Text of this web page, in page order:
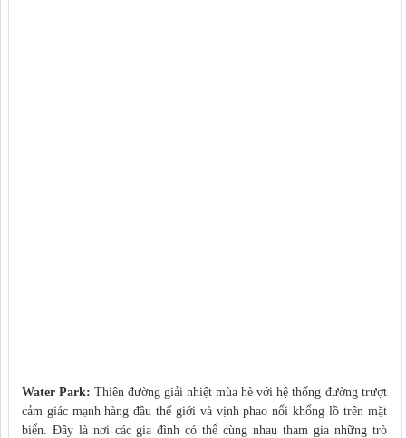
Water Park: Thiên đường giải nhiệt mùa hè với hệ thống đường trượt
cảm giác mạnh hàng đầu thế giới và vịnh phao nổi khổng lồ trên mặt
biển. Đây là nơi các gia đình có thể cùng nhau tham gia những trò